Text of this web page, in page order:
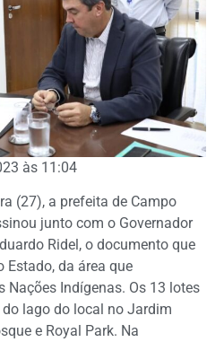
às 11:04
(27), a prefeita de Campo
junto com o Governador
Ridel, o documento que
da área que
Nações Indígenas. Os 13 lotes
lago do local no Jardim
e Royal Park. Na